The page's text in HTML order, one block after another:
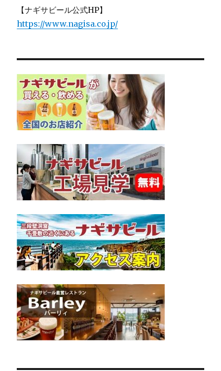
【ナギサビール公式HP】
https://www.nagisa.co.jp/